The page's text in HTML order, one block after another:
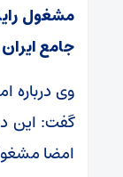
مشغول
جامع
وی درباره
گفت: این
امضا